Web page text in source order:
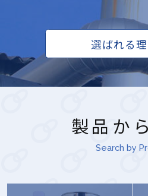
（2026年1月5日（月）より、
を開始致します）
2025年09月16日
・日時：2025/11/26（水）～
2025/11/29（土）10:00-
※入場には事前に来場登録が
選ばれる
製品か
Search by